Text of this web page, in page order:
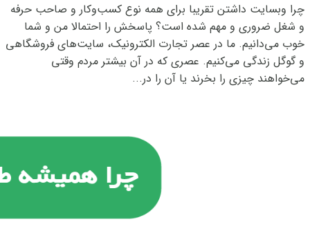
چرا وبسایت‌ داشتن تقریبا برای همه نوع کسب‌وکار و صاحب حرفه
و شغل ضروری و مهم شده است؟ پاسخش را احتمالا من و شما
خوب می‌دانیم. ما در عصر تجارت الکترونیک، سایت‌های فروشگاهی
و گوگل زندگی می‌کنیم. عصری که در آن بیشتر مردم وقتی
می‌خواهند چیزی را بخرند یا آن را در...